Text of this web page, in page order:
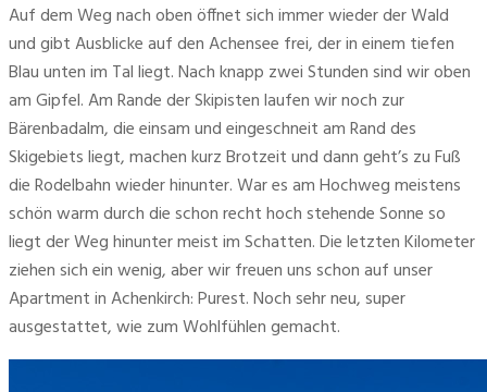
Auf dem Weg nach oben öffnet sich immer wieder der Wald
und gibt Ausblicke auf den Achensee frei, der in einem tiefen
Blau unten im Tal liegt. Nach knapp zwei Stunden sind wir oben
am Gipfel. Am Rande der Skipisten laufen wir noch zur
Bärenbadalm, die einsam und eingeschneit am Rand des
Skigebiets liegt, machen kurz Brotzeit und dann geht’s zu Fuß
die Rodelbahn wieder hinunter. War es am Hochweg meistens
schön warm durch die schon recht hoch stehende Sonne so
liegt der Weg hinunter meist im Schatten. Die letzten Kilometer
ziehen sich ein wenig, aber wir freuen uns schon auf unser
Apartment in Achenkirch: Purest. Noch sehr neu, super
ausgestattet, wie zum Wohlfühlen gemacht.